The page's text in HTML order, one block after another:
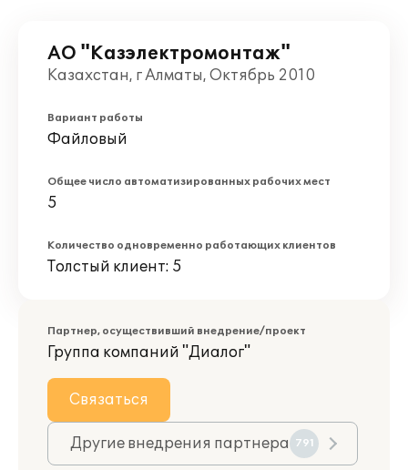
АО "Казэлектромонтаж"
Казахстан, г Алматы, Октябрь 2010
Вариант работы
Файловый
Общее число автоматизированных рабочих мест
5
Количество одновременно работающих клиентов
Толстый клиент: 5
Партнер, осуществивший внедрение/проект
Группа компаний "Диалог"
Связаться
Другие внедрения партнера 791